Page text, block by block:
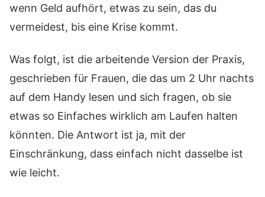
wenn Geld aufhört, etwas zu sein, das du
vermeidest, bis eine Krise kommt.
Was folgt, ist die arbeitende Version der Praxis,
geschrieben für Frauen, die das um 2 Uhr nachts
auf dem Handy lesen und sich fragen, ob sie
etwas so Einfaches wirklich am Laufen halten
könnten. Die Antwort ist ja, mit der
Einschränkung, dass einfach nicht dasselbe ist
wie leicht.